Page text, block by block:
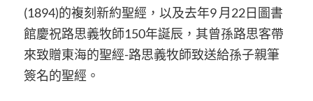
(1894)的複刻新約聖經，以及去年9 月22日圖書
館慶祝路思義牧師150年誕辰，其曾孫路思客帶
來致贈東海的聖經-路思義牧師致送給孫子親筆
簽名的聖經。